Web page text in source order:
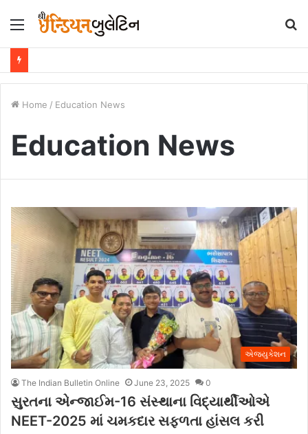
Menu
Home / Education News
Education News
એજ્યુકેશન
The Indian Bulletin Online June 23, 2025 0
સુરતના એન્જાઈમ-16 સંસ્થાના વિદ્યાર્થીઓએ
NEET-2025 માં ચમકદાર સફળતા હાંસલ કરી